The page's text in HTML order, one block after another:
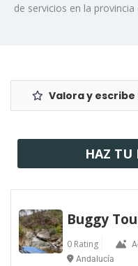
de servicios en la
Valora y
HAZ TU
Buggy
0 Rating
Andalucía